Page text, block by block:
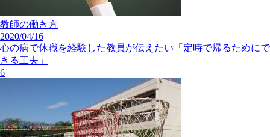
教師の働き方
2020/04/16
心の病で休職を経験した教員が伝えたい「定時で帰るためにで
きる工夫」
6